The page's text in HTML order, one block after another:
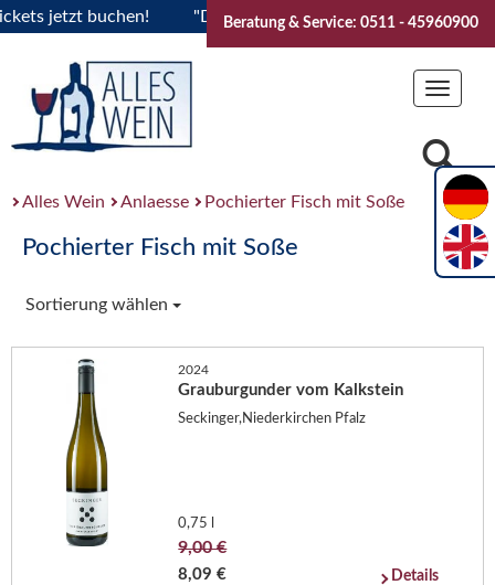
jetzt buchen! "Das Sommerfest 2026" Vive la
Beratung & Service: 0511 - 45960900
Toggle
Alles Wein Anlaesse Pochierter Fisch mit Soße
Pochierter Fisch mit Soße
Sortierung wählen
2024
Grauburgunder vom Kalkstein
Seckinger,Niederkirchen Pfalz
0,75 l
9,00 €
8,09 € Details